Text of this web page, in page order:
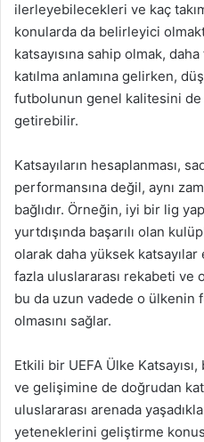
ilerleyebilecekleri ve kaç
konularda da belirleyici
katsayısına sahip olmak,
katılma anlamına gelirken,
futbolunun genel kalitesini
getirebilir.
Katsayıların hesaplanması,
performansına değil, aynı
bağlıdır. Örneğin, iyi bir lig
yurtdışında başarılı olan
olarak daha yüksek
fazla uluslararası rekabeti
bu da uzun vadede o ülkenin
olmasını sağlar.
Etkili bir UEFA Ülke
ve gelişimine de doğrudan
uluslararası arenada
yeteneklerini geliştirme